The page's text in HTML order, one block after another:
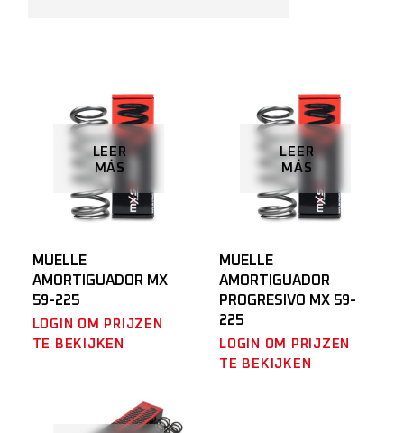
LEER
MÁS
MUELLE
AMORTIGUADOR MX
59-225
LOGIN OM PRIJZEN
TE BEKIJKEN
LEER
MÁS
MUELLE
AMORTIGUADOR
PROGRESIVO MX 59-
225
LOGIN OM PRIJZEN
TE BEKIJKEN